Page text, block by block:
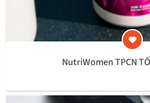
NutriWomen TPCN